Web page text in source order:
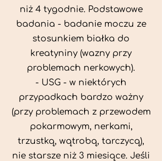
niż 4 tygodnie. Podstawowe
badania - badanie moczu ze
stosunkiem białka do
kreatyniny (wazny przy
problemach nerkowych).
- USG - w niektórych
przypadkach bardzo ważny
(przy problemach z przewodem
pokarmowym, nerkami,
trzustką, wątrobą, tarczycą),
nie starsze niż 3 miesiące. Jeśli